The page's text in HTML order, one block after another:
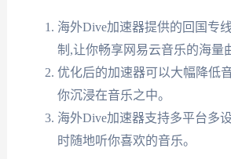
海外Dive加速器提供的回国专
制,让你畅享网易云音乐的海量
优化后的加速器可以大幅降低
你沉浸在音乐之中。
海外Dive加速器支持多平台多
时随地听你喜欢的音乐。